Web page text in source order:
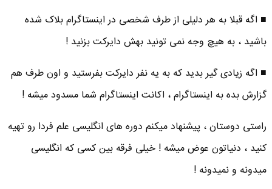
■ اگه قبلا به هر دلیلی از طرف شخصی در اینستاگرام بلاک شده
باشید ، به هیچ وجه نمی تونید بهش دایرکت بزنید !
■ اگه زیادی گیر بدید که به یه نفر دایرکت بفرستید و اون طرف هم
گزارش بده به اینستاگرام ، اکانت اینستاگرام شما مسدود میشه !
راستی دوستان ، پیشنهاد میکنم دوره های انگلیسی علم فردا رو تهیه
کنید ، دنیاتون عوض میشه ! خیلی فرقه بین کسی که انگلیسی
میدونه و نمیدونه !